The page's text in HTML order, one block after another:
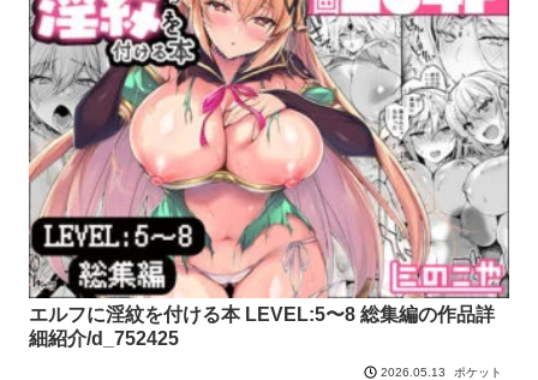
エルフに淫紋を付ける本 LEVEL:5〜8 総集編の作品詳
細紹介/d_752425
2026.05.13 ポケット